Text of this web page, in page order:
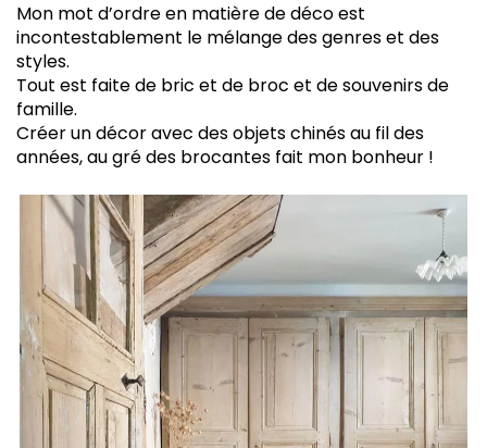
Mon mot d’ordre en matière de déco est
incontestablement le mélange des genres et des
styles.
Tout est faite de bric et de broc et de souvenirs de
famille.
Créer un décor avec des objets chinés au fil des
années, au gré des brocantes fait mon bonheur !